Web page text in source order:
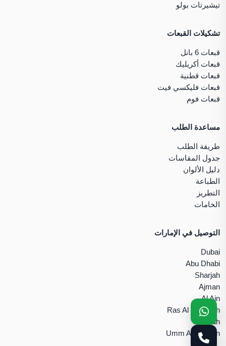
تيشيرتات بولو
تشكيلات القبعات
قبعات 6 بانل
قبعات أكريليك
قبعات قطنية
قبعات فليكسي فيت
قبعات فوم
مساعدة الطلب
طريقة الطلب
جدول المقاسات
دليل الألوان
الطباعة
التطريز
الخامات
التوصيل في الإمارات
Dubai
Abu Dhabi
Sharjah
Ajman
Al Ain
Ras Al Khaimah
Fujairah
Umm Al Quwain